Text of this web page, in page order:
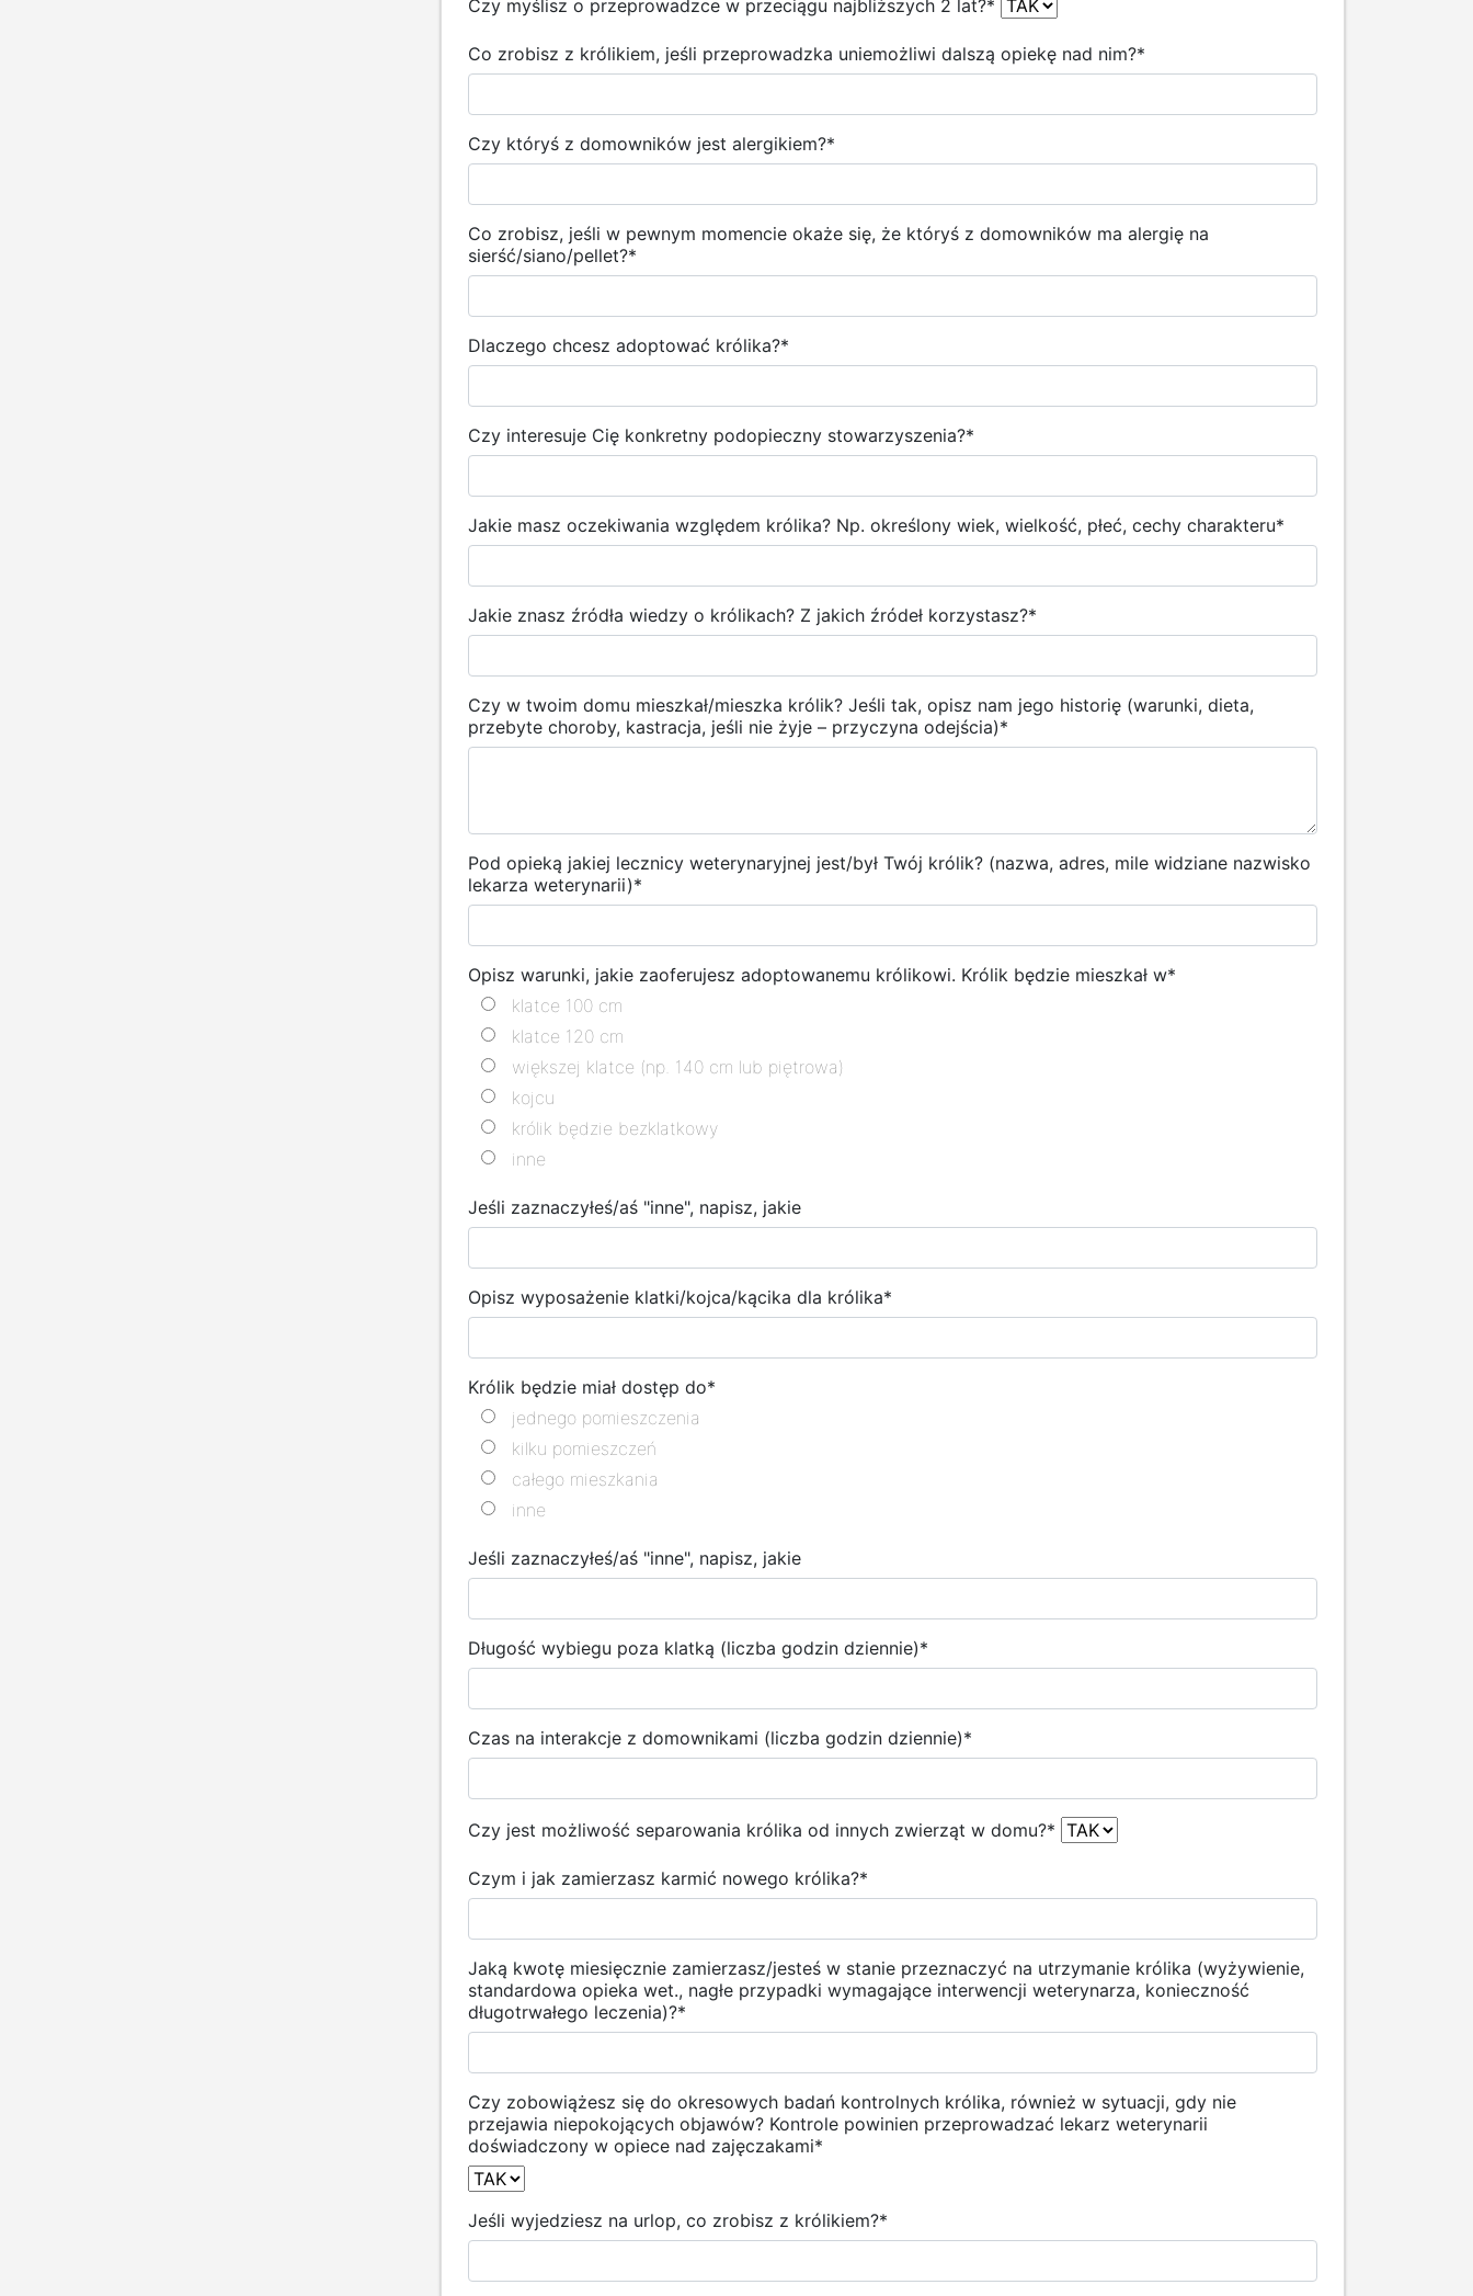
Czy myślisz o przeprowadzce w przeciągu najbliższych 2 lat?*
Co zrobisz z królikiem, jeśli przeprowadzka uniemożliwi dalszą opiekę nad nim?*
Czy któryś z domowników jest alergikiem?*
Co zrobisz, jeśli w pewnym momencie okaże się, że któryś z domowników ma alergię na
sierść/siano/pellet?*
Dlaczego chcesz adoptować królika?*
Czy interesuje Cię konkretny podopieczny stowarzyszenia?*
Jakie masz oczekiwania względem królika? Np. określony wiek, wielkość, płeć, cechy charakteru*
Jakie znasz źródła wiedzy o królikach? Z jakich źródeł korzystasz?*
Czy w twoim domu mieszkał/mieszka królik? Jeśli tak, opisz nam jego historię (warunki, dieta,
przebyte choroby, kastracja, jeśli nie żyje – przyczyna odejścia)*
Pod opieką jakiej lecznicy weterynaryjnej jest/był Twój królik? (nazwa, adres, mile widziane nazwisko
lekarza weterynarii)*
Opisz warunki, jakie zaoferujesz adoptowanemu królikowi. Królik będzie mieszkał w*
klatce 100 cm
klatce 120 cm
większej klatce (np. 140 cm lub piętrowa)
kojcu
królik będzie bezklatkowy
inne
Jeśli zaznaczyłeś/aś "inne", napisz, jakie
Opisz wyposażenie klatki/kojca/kącika dla królika*
Królik będzie miał dostęp do*
jednego pomieszczenia
kilku pomieszczeń
całego mieszkania
inne
Jeśli zaznaczyłeś/aś "inne", napisz, jakie
Długość wybiegu poza klatką (liczba godzin dziennie)*
Czas na interakcje z domownikami (liczba godzin dziennie)*
Czy jest możliwość separowania królika od innych zwierząt w domu?*
Czym i jak zamierzasz karmić nowego królika?*
Jaką kwotę miesięcznie zamierzasz/jesteś w stanie przeznaczyć na utrzymanie królika (wyżywienie,
standardowa opieka wet., nagłe przypadki wymagające interwencji weterynarza, konieczność
długotrwałego leczenia)?*
Czy zobowiążesz się do okresowych badań kontrolnych królika, również w sytuacji, gdy nie
przejawia niepokojących objawów? Kontrole powinien przeprowadzać lekarz weterynarii
doświadczony w opiece nad zajęczakami*
Jeśli wyjedziesz na urlop, co zrobisz z królikiem?*